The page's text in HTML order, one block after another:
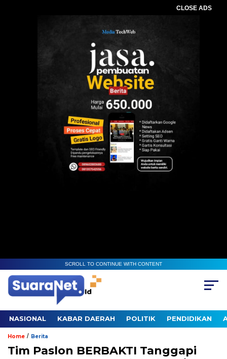
CLOSE ADS
SCROLL TO CONTINUE WITH CONTENT
NASIONAL KABAR DAERAH POLITIK PENDIDIKAN
Home / Berita
Tim Paslon BERBAKTI Tanggapi